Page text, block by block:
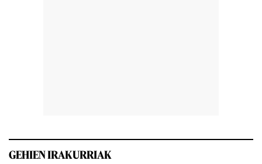
GEHIEN IRAKURRIAK